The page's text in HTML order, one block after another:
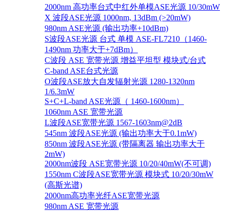
2000nm 高功率台式中红外单模ASE光源 10/30mW
X 波段ASE光源 1000nm, 13dBm (>20mW)
980nm ASE光源 (输出功率+10dBm)
S波段ASE光源 台式 单模 ASE-FL7210（1460-
1490nm 功率大于+7dBm）
C波段 ASE 宽带光源 增益平坦型 模块式/台式
C-band ASE台式光源
O波段ASE放大自发辐射光源 1280-1320nm
1/6.3mW
S+C+L-band ASE光源（ 1460-1600nm）
1060nm ASE 宽带光源
L波段ASE宽带光源 1567-1603nm@2dB
545nm 波段ASE光源 (输出功率大于0.1mW)
850nm 波段ASE光源 (带隔离器 输出功率大于
2mW)
2000nm波段 ASE宽带光源 10/20/40mW(不可调)
1550nm C波段ASE宽带光源 模块式 10/20/30mW
(高斯光谱)
2000nm高功率光纤ASE宽带光源
980nm ASE 宽带光源